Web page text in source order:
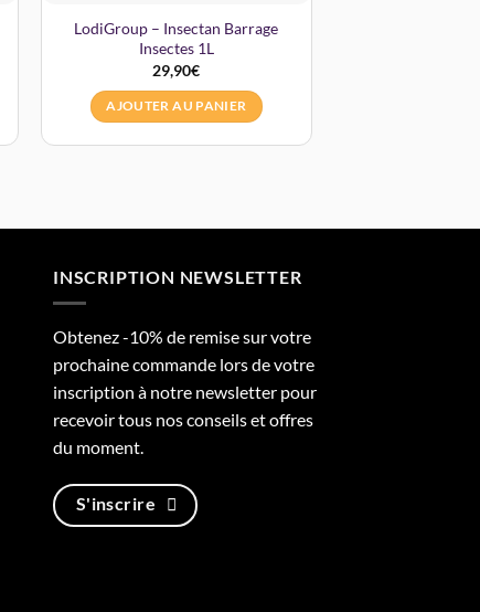
LodiGroup – Insectan Barrage
Insectes 1L
29,90€
AJOUTER AU PANIER
INSCRIPTION NEWSLETTER
Obtenez -10% de remise sur votre
prochaine commande lors de votre
inscription à notre newsletter pour
recevoir tous nos conseils et offres
du moment.
S'inscrire